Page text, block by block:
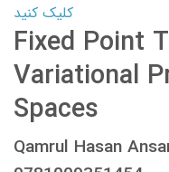
کلیک کنید
Fixed Point
Variational
Spaces
Qamrul Hasan